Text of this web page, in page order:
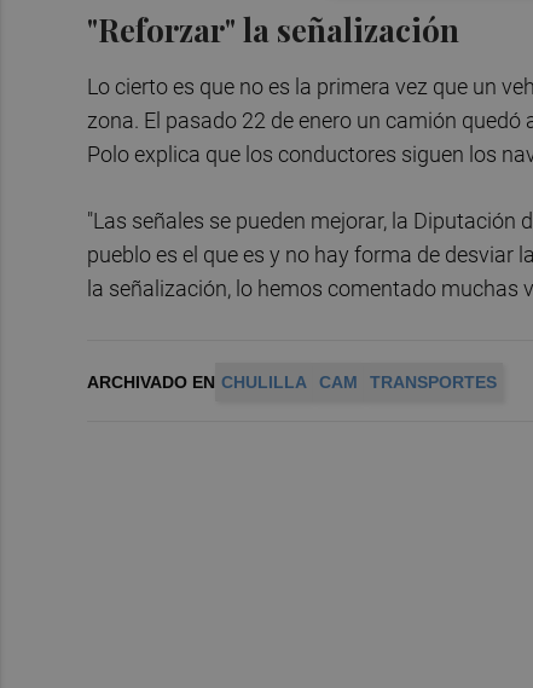
"Reforzar" la señalización
Lo cierto es que no es la primera vez que un
zona. El pasado 22 de enero un camión
Polo explica que los conductores siguen los
"Las señales se pueden mejorar, la Diputación
pueblo es el que es y no hay forma de desviar
la señalización, lo hemos comentado muchas
ARCHIVADO EN CHULILLA CAM TRANSPORTES